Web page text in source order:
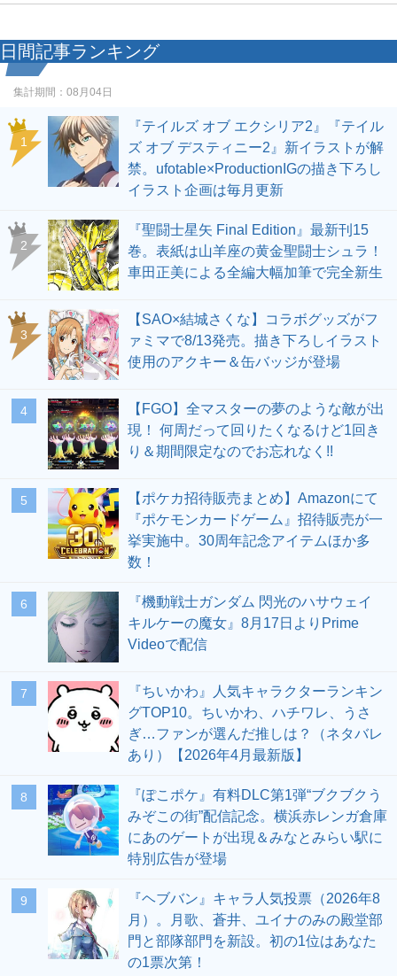
日間記事ランキング
集計期間： 08月04日
1
『テイルズ オブ エクシリア2』『テイル
ズ オブ デスティニー2』新イラストが解
禁。ufotable×ProductionIGの描き下ろし
イラスト企画は毎月更新
2
『聖闘士星矢 Final Edition』最新刊15
巻。表紙は山羊座の黄金聖闘士シュラ！
車田正美による全編大幅加筆で完全新生
3
【SAO×結城さくな】コラボグッズがフ
ァミマで8/13発売。描き下ろしイラスト
使用のアクキー＆缶バッジが登場
4
【FGO】全マスターの夢のような敵が出
現！ 何周だって回りたくなるけど1回き
り＆期間限定なのでお忘れなく!!
5
【ポケカ招待販売まとめ】Amazonにて
『ポケモンカードゲーム』招待販売が一
挙実施中。30周年記念アイテムほか多
数！
6
『機動戦士ガンダム 閃光のハサウェイ
キルケーの魔女』8月17日よりPrime
Videoで配信
7
『ちいかわ』人気キャラクターランキン
グTOP10。ちいかわ、ハチワレ、うさ
ぎ…ファンが選んだ推しは？（ネタバレ
あり）【2026年4月最新版】
8
『ぽこポケ』有料DLC第1弾“ブクブクう
みぞこの街”配信記念。横浜赤レンガ倉庫
にあのゲートが出現＆みなとみらい駅に
特別広告が登場
9
『ヘブバン』キャラ人気投票（2026年8
月）。月歌、蒼井、ユイナのみの殿堂部
門と部隊部門を新設。初の1位はあなた
の1票次第！